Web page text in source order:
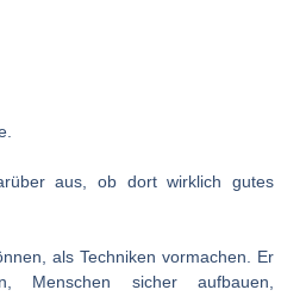
aus, ob dort wirklich gutes
als Techniken vormachen. Er
Menschen sicher aufbauen,